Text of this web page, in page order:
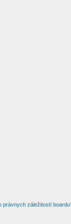
právnych záležitostí